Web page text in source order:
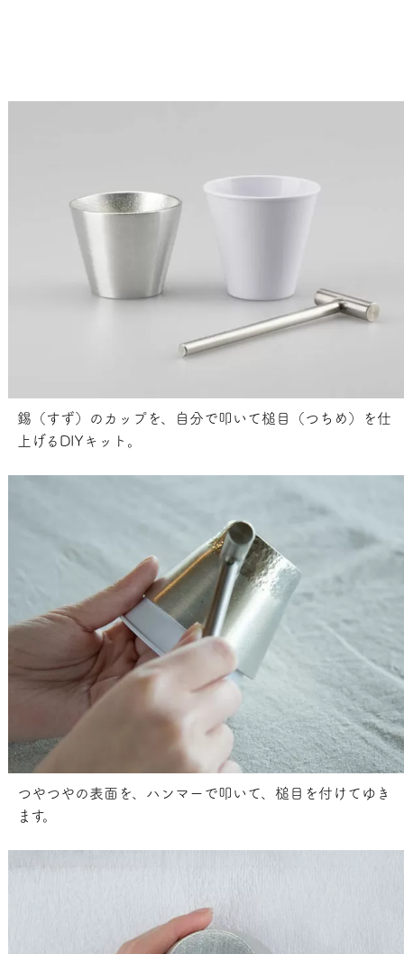
錫（すず）のカップを、自分で叩いて槌目（つちめ）を仕
上げるDIYキット。
つやつやの表面を、ハンマーで叩いて、槌目を付けてゆき
ます。